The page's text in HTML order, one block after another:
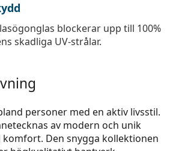
blockerar upp till 100%
skadliga UV-strålar.
personer med en aktiv livsstil.
av modern och unik
komfort. Den snygga kollektionen